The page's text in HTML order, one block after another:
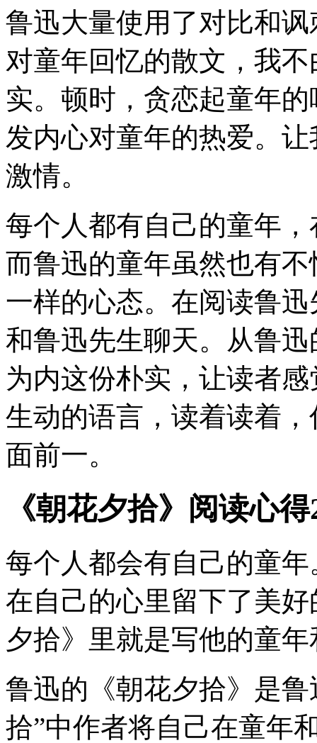
鲁迅大量使用了对比和
对童年回忆的散文，我
实。顿时，贪恋起童年
发内心对童年的热爱。
激情。
每个人都有自己的童年
而鲁迅的童年虽然也有
一样的心态。在阅读鲁
和鲁迅先生聊天。从鲁
为内这份朴实，让读者
生动的语言，读着读着
面前一。
《朝花夕拾》阅读心
每个人都会有自己的童
在自己的心里留下了美
夕拾》里就是写他的童
鲁迅的《朝花夕拾》是
拾”中作者将自己在童年